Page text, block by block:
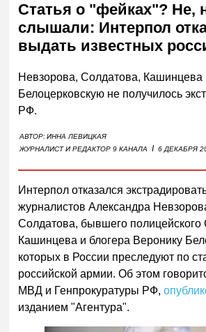
Статья о "фейках"? Не,
слышали: Интерпол
выдать известных
Невзорова, Солдатова, Кашинцева
Белоцерковскую не получилось
РФ.
АВТОР:ИННА ЛЕВИЦКАЯ
ЖУРНАЛИСТ И РЕДАКТОР 9 КАНАЛА
I 6 ДЕКАБРЯ
Интерпол отказался
журналистов Александра
Солдатова, бывшего полицейского
Кашинцева и блогера Веронику
которых в России преследуют по
российской армии. Об этом
МВД и Генпрокуратуры РФ,
изданием "Агентура".